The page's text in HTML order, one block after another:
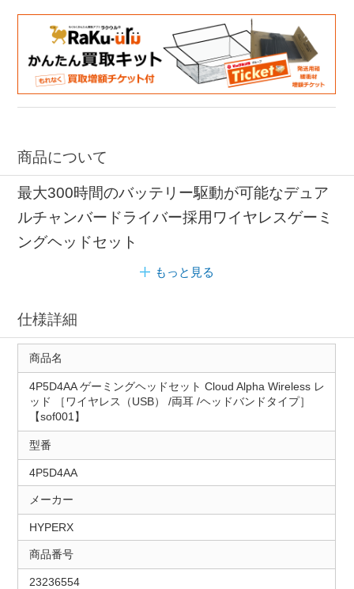
ゲーミングヘッドセット 通気
通気 ヘッドバンドタイプ
商品について
最大300時間のバッテリー駆動が可能なデュア
ルチャンバードライバー採用ワイヤレスゲーミ
ングヘッドセット
もっと見る
仕様詳細
商品名
4P5D4AA ゲーミングヘッドセット Cloud Alpha Wireless レ
ッド ［ワイヤレス（USB） /両耳 /ヘッドバンドタイプ］
【sof001】
型番
4P5D4AA
メーカー
HYPERX
商品番号
23236554